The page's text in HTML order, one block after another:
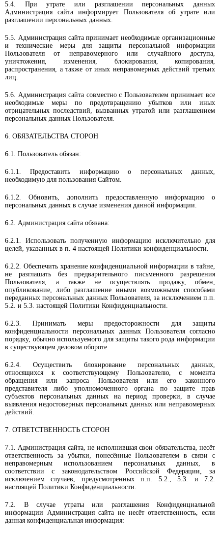
5.4. При утрате или разглашении персональных данных
Администрация сайта информирует Пользователя об утрате или
разглашении персональных данных.
5.5. Администрация сайта принимает необходимые организационные
и технические меры для защиты персональной информации
Пользователя от неправомерного или случайного доступа,
уничтожения, изменения, блокирования, копирования,
распространения, а также от иных неправомерных действий третьих
лиц.
5.6. Администрация сайта совместно с Пользователем принимает все
необходимые меры по предотвращению убытков или иных
отрицательных последствий, вызванных утратой или разглашением
персональных данных Пользователя.
6. ОБЯЗАТЕЛЬСТВА СТОРОН
6.1. Пользователь обязан:
6.1.1. Предоставить информацию о персональных данных,
необходимую для пользования Сайтом.
6.1.2. Обновить, дополнить предоставленную информацию о
персональных данных в случае изменения данной информации.
6.2. Администрация сайта обязана:
6.2.1. Использовать полученную информацию исключительно для
целей, указанных в п. 4 настоящей Политики конфиденциальности.
6.2.2. Обеспечить хранение конфиденциальной информации в тайне,
не разглашать без предварительного письменного разрешения
Пользователя, а также не осуществлять продажу, обмен,
опубликование, либо разглашение иными возможными способами
переданных персональных данных Пользователя, за исключением п.п.
5.2. и 5.3. настоящей Политики Конфиденциальности.
6.2.3. Принимать меры предосторожности для защиты
конфиденциальности персональных данных Пользователя согласно
порядку, обычно используемого для защиты такого рода информации
в существующем деловом обороте.
6.2.4. Осуществить блокирование персональных данных,
относящихся к соответствующему Пользователю, с момента
обращения или запроса Пользователя или его законного
представителя либо уполномоченного органа по защите прав
субъектов персональных данных на период проверки, в случае
выявления недостоверных персональных данных или неправомерных
действий.
7. ОТВЕТСТВЕННОСТЬ СТОРОН
7.1. Администрация сайта, не исполнившая свои обязательства, несёт
ответственность за убытки, понесённые Пользователем в связи с
неправомерным использованием персональных данных, в
соответствии с законодательством Российской Федерации, за
исключением случаев, предусмотренных п.п. 5.2., 5.3. и 7.2.
настоящей Политики Конфиденциальности.
7.2. В случае утраты или разглашения Конфиденциальной
информации Администрация сайта не несёт ответственность, если
данная конфиденциальная информация: